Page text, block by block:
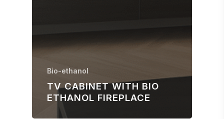
Bio-ethanol
TV CABINET WITH BIO
ETHANOL FIREPLACE